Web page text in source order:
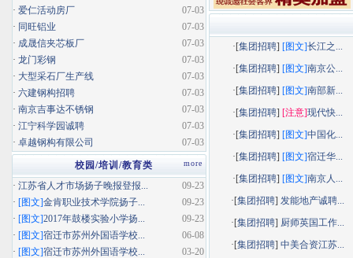
·[集团招聘] [图文]长江之...
·[集团招聘] [图文]南京公...
·[集团招聘] [图文]南部新...
·[集团招聘] [注意]现代快...
·[集团招聘] [图文]中国化...
·[集团招聘] [图文]宿迁华...
·[集团招聘] [图文]南京人...
·[集团招聘]发能地产诚聘...
·[集团招聘] 厨师英国工作...
·[集团招聘]中美合资江苏...
07-03
· 爱仁活动房厂
07-03
· 同旺铝业
07-03
· 成晟信夹芯板厂
07-03
· 龙门彩钢
07-03
· 大型采石厂生产线
07-03
· 六建钢构招聘
07-03
· 南京吉事达不锈钢
07-03
· 江宁科学园诚聘
07-03
· 卓越钢构有限公司
more
校园/培训/教育类
09-23
· 江苏省人才市场扬子晚报登报...
09-23
· [图文]金肯职业技术学院扬子...
09-23
· [图文]2017年鼓楼实验小学扬...
06-08
· [图文]宿迁市苏州外国语学校...
03-20
· [图文]宿迁市苏州外国语学校...